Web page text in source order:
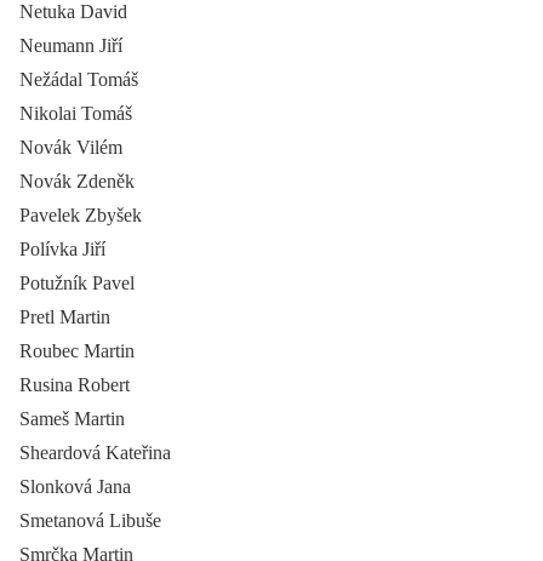
Netuka David
Neumann Jiří
Nežádal Tomáš
Nikolai Tomáš
Novák Vilém
Novák Zdeněk
Pavelek Zbyšek
Polívka Jiří
Potužník Pavel
Pretl Martin
Roubec Martin
Rusina Robert
Sameš Martin
Sheardová Kateřina
Slonková Jana
Smetanová Libuše
Smrčka Martin